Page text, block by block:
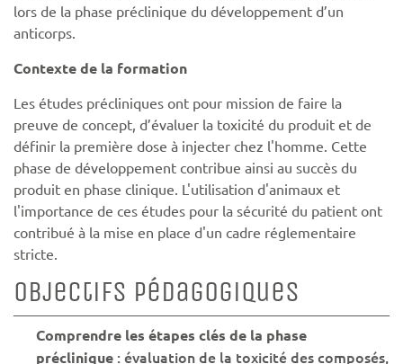
lors de la phase préclinique du développement d’un
anticorps.
Contexte de la formation
Les études précliniques ont pour mission de faire la
preuve de concept, d’évaluer la toxicité du produit et de
définir la première dose à injecter chez l'homme. Cette
phase de développement contribue ainsi au succès du
produit en phase clinique. L'utilisation d'animaux et
l'importance de ces études pour la sécurité du patient ont
contribué à la mise en place d'un cadre réglementaire
stricte.
Objectifs pédagogiques
Comprendre les étapes clés de la phase
préclinique : évaluation de la toxicité des composés,